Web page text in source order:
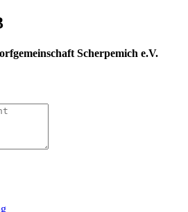
Scherpemich e.V.